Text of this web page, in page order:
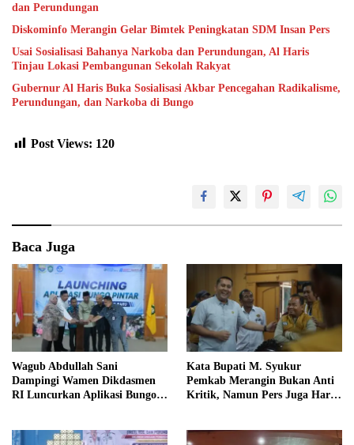
dan Perundungan
Diskominfo Merangin Gelar Bimtek Peningkatan SDM Insan Pers
Usai Sosialisasi Bahanya Narkoba dan Perundungan, Al Haris
Tinjau Lokasi Pembangunan Sekolah Rakyat
Gubernur Al Haris Buka Sosialisasi Akbar Pencegahan Radikalisme,
Perundungan, dan Narkoba di Bungo
Post Views: 120
Baca Juga
Wagub Abdullah Sani
Dampingi Wamen Dikdasmen
RI Luncurkan Aplikasi Bungo
Kata Bupati M. Syukur
Pemkab Merangin Bukan Anti
Kritik, Namun Pers Juga Harus